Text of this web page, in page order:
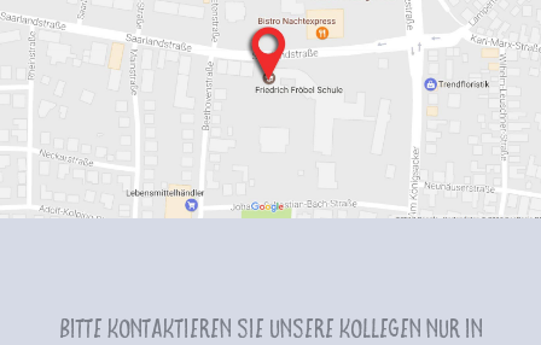
Bitte kontaktieren Sie unsere Kollegen nur in